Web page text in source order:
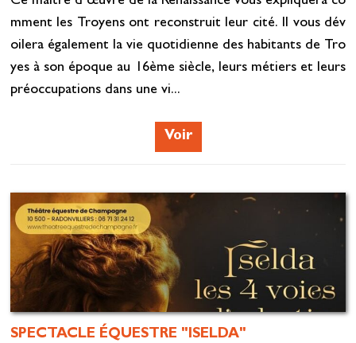
mment les Troyens ont reconstruit leur cité. Il vous dév
oilera également la vie quotidienne des habitants de Tro
yes à son époque au 16ème siècle, leurs métiers et leurs
préoccupations dans une vi...
Voir
SPECTACLE ÉQUESTRE "ISELDA"